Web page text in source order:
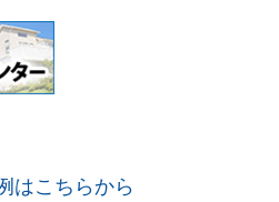
はこちらから